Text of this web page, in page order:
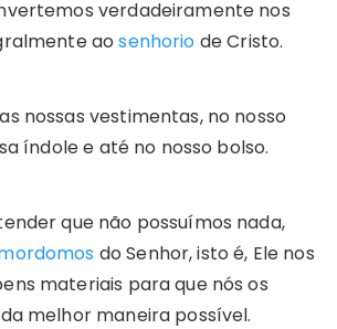
verdadeiramente nos
aosenhorio de Cristo.
nossas vestimentas, no nosso
índole e até no nosso bolso.
que não possuímos nada,
do Senhor, isto é, Ele nos
materiais para que nós os
melhor maneira possível.